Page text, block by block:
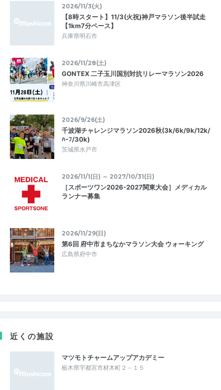
2026/11/3(火)
【8時スタート】11/3(火祝)神戸マラソン後半試走
【1km7分ペース】
兵庫県明石市
2026/11/28(土)
GONTEX 二子玉川国別対抗リレーマラソン2026
神奈川県川崎市高津区
2026/9/26(土)
千波湖チャレンジマラソン2026秋(3k/6k/9k/12k/
ﾊｰﾌ/30k)
茨城県水戸市
2026/11/1(日) ～ 2027/10/31(日)
［スポーツワン2026-2027関東大会］メディカル
ランナー募集
2026/11/29(日)
第6回 府中市まちなかマラソン大会 ウォーキング
広島県府中市
近くの施設
マツモトチャームアップアカデミー
栃木県宇都宮市材木町２－１５